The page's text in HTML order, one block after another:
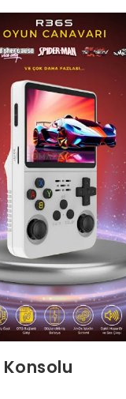
Konsolu